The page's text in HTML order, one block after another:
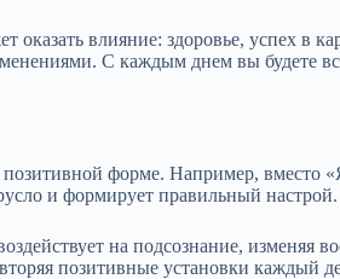
оказать влияние: здоровье, успех в
С каждым днем вы будете
форме. Например, вместо
и формирует правильный настрой.
на подсознание, изменяя
позитивные установки каждый